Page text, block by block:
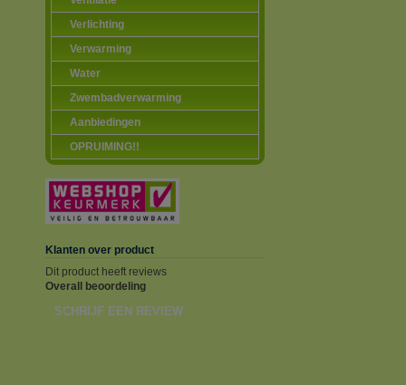
Verlichting
Verwarming
Water
Zwembadverwarming
Aanbiedingen
OPRUIMING!!
Klanten over product
Dit product heeft reviews
Overall beoordeling
SCHRIJF EEN REVIEW